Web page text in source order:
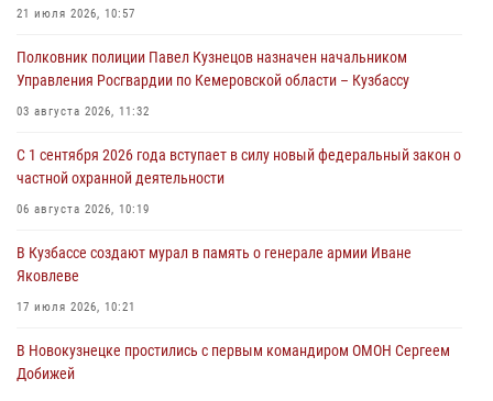
организационно-штатных подразделений Росгвардии с
07 августа 2026, 05:32
С 1 сентября 2026 года вступает в силу новый федеральный закон о
06 августа 2026, 10:19
Росгвардейцы задержали предполагаемого виновника причинения
06 августа 2026, 09:18
21 июля 2026, 10:57
Полковник полиции Павел Кузнецов назначен начальником
Управления Росгвардии по Кемеровской области – Кузбассу
03 августа 2026, 11:32
С 1 сентября 2026 года вступает в силу новый федеральный закон о
частной охранной деятельности
06 августа 2026, 10:19
В Кузбассе создают мурал в память о генерале армии Иване
Яковлеве
17 июля 2026, 10:21
В Новокузнецке простились с первым командиром ОМОН Сергеем
Добижей